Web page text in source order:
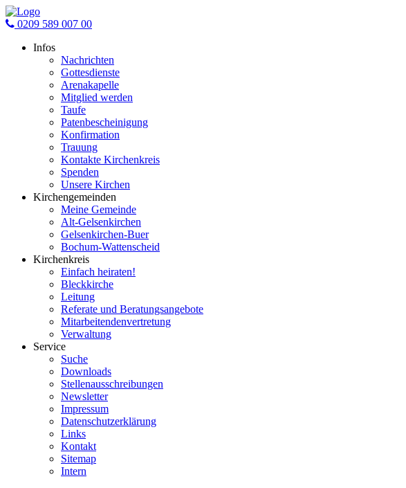
0209 589 007 00
Infos
Nachrichten
Gottesdienste
Arenakapelle
Mitglied werden
Taufe
Patenbescheinigung
Konfirmation
Trauung
Kontakte Kirchenkreis
Spenden
Unsere Kirchen
Kirchengemeinden
Meine Gemeinde
Alt-Gelsenkirchen
Gelsenkirchen-Buer
Bochum-Wattenscheid
Kirchenkreis
Einfach heiraten!
Bleckkirche
Leitung
Referate und Beratungsangebote
Mitarbeitendenvertretung
Verwaltung
Service
Suche
Downloads
Stellenausschreibungen
Newsletter
Impressum
Datenschutzerklärung
Links
Kontakt
Sitemap
Intern